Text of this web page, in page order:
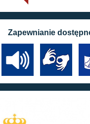
Zapewnianie